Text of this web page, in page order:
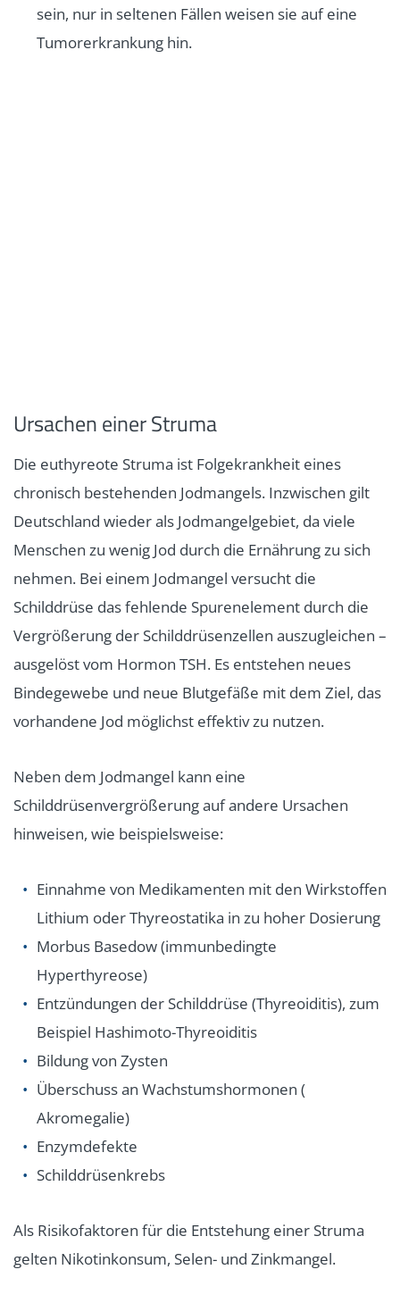
sein, nur in seltenen Fällen weisen sie auf eine
Tumorerkrankung hin.
Ursachen einer Struma
Die euthyreote Struma ist Folgekrankheit eines
chronisch bestehenden Jodmangels. Inzwischen gilt
Deutschland wieder als Jodmangelgebiet, da viele
Menschen zu wenig Jod durch die Ernährung zu sich
nehmen. Bei einem Jodmangel versucht die
Schilddrüse das fehlende Spurenelement durch die
Vergrößerung der Schilddrüsenzellen auszugleichen –
ausgelöst vom Hormon TSH. Es entstehen neues
Bindegewebe und neue Blutgefäße mit dem Ziel, das
vorhandene Jod möglichst effektiv zu nutzen.
Neben dem Jodmangel kann eine
Schilddrüsenvergrößerung auf andere Ursachen
hinweisen, wie beispielsweise:
Einnahme von Medikamenten mit den Wirkstoffen
Lithium oder Thyreostatika in zu hoher Dosierung
Morbus Basedow (immunbedingte
Hyperthyreose)
Entzündungen der Schilddrüse (Thyreoiditis), zum
Beispiel Hashimoto-Thyreoiditis
Bildung von Zysten
Überschuss an Wachstumshormonen (
Akromegalie)
Enzymdefekte
Schilddrüsenkrebs
Als Risikofaktoren für die Entstehung einer Struma
gelten Nikotinkonsum, Selen- und Zinkmangel.